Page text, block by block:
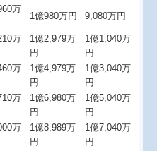
万
1億980万円 9,080万円
万
1億2,979万
円
1億1,040万
円
万
1億4,979万
円
1億3,040万
円
万
1億6,980万
円
1億5,040万
円
万
1億8,989万
円
1億7,040万
円